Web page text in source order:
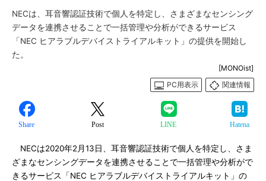
NECは、耳音響認証技術で個人を特定し、さまざまなセンシング
データを連携させることで一括管理や分析ができるサービス
「NEC ヒアラブルデバイストライアルキット」の提供を開始し
た。
[MONOist]
PC用表示
関連情報
Share Post LINE Hatena
NECは2020年2月13日、耳音響認証技術で個人を特定し、さま
ざまなセンシングデータを連携させることで一括管理や分析がで
きるサービス「NEC ヒアラブルデバイストライアルキット」の